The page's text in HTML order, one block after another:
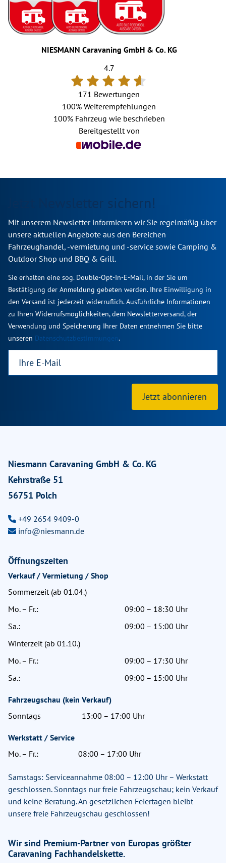
NIESMANN Caravaning GmbH & Co. KG
4.7
171 Bewertungen
100% Weiterempfehlungen
100%Fahrzeug wie beschrieben
Bereitgestellt von
Jetzt Newsletter sichern!
Mit unserem Newsletter informieren wir Sie regelmäßig über
unsere aktuellen Angebote aus den Bereichen
Fahrzeughandel, -vermietung und -service sowie Camping &
Outdoor Shop und BBQ & Grill.
Sie erhalten eine sog. Double-Opt-In-E-Mail, in der Sie um
Bestätigung der Anmeldung gebeten werden. Ihre Einwilligung in
den Versand ist jederzeit widerruflich. Ausführliche Informationen
zu Ihren Widerrufsmöglichkeiten, dem Newsletterversand, der
Verwendung und Speicherung Ihrer Daten entnehmen Sie bitte
unseren Datenschutzbestimmungen.
Jetzt abonnieren
Niesmann Caravaning GmbH & Co. KG
Kehrstraße 51
56751 Polch
+49 2654 9409-0
info@niesmann.de
Öffnungszeiten
Verkauf / Vermietung / Shop
Sommerzeit (ab 01.04.)
Mo. – Fr.:
09:00 – 18:30 Uhr
Sa.:
09:00 – 15:00 Uhr
Winterzeit (ab 01.10.)
Mo. – Fr.:
09:00 – 17:30 Uhr
Sa.:
09:00 – 15:00 Uhr
Fahrzeugschau (kein Verkauf)
Sonntags
13:00 – 17:00 Uhr
Werkstatt / Service
Mo. – Fr.:
08:00 – 17:00 Uhr
Samstags: Serviceannahme 08:00 – 12:00 Uhr – Werkstatt
geschlossen. Sonntags nur freie Fahrzeugschau; kein Verkauf
und keine Beratung. An gesetzlichen Feiertagen bleibt
unsere freie Fahrzeugschau geschlossen!
Wir sind Premium-Partner von Europas größter
Caravaning Fachhandelskette.